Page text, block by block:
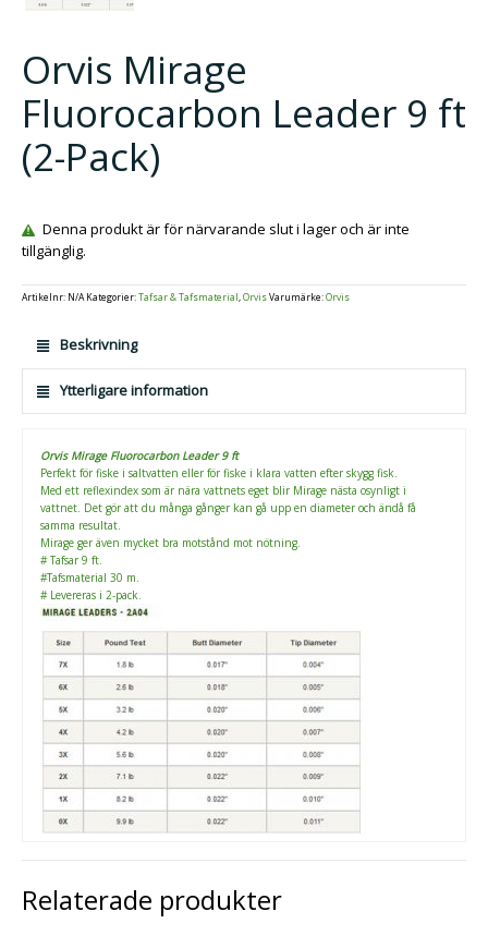
Orvis Mirage
Fluorocarbon Leader 9 ft
(2-Pack)
Denna produkt är för närvarande slut i lager och är inte
tillgänglig.
Artikelnr: N/A Kategorier:Tafsar & Tafsmaterial,OrvisVarumärke:Orvis
Beskrivning
Ytterligare information
Orvis Mirage Fluorocarbon Leader 9 ft
Perfekt för fiske i saltvatten eller för fiske i klara vatten efter skygg fisk.
Med ett reflexindex som är nära vattnets eget blir Mirage nästa osynligt i
vattnet. Det gör att du många gånger kan gå upp en diameter och ändå få
samma resultat.
Mirage ger även mycket bra motstånd mot nötning.
# Tafsar 9 ft.
#Tafsmaterial 30 m.
# Levereras i 2-pack.
Relaterade produkter